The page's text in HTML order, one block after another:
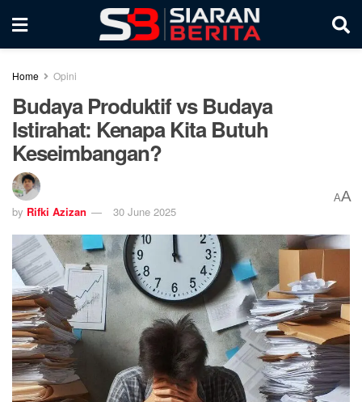
Home Opini
Budaya Produktif vs Budaya
Istirahat: Kenapa Kita Butuh
Keseimbangan?
by Rifki Azizan 30 June 2025
AA